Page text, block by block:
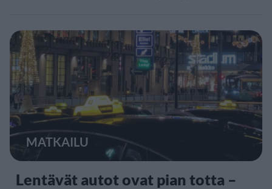
MATKAILU
Lentävät autot ovat pian totta –